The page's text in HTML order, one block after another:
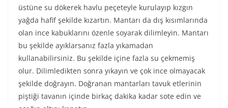
üstüne su dökerek havlu peçeteyle kurulayıp kızgın
yağda hafif şekilde kızartın. Mantarı da dış kısımlarında
olan ince kabuklarını özenle soyarak dilimleyin. Mantarı
bu şekilde ayıklarsanız fazla yıkamadan
kullanabilirsiniz. Bu şekilde içine fazla su çekmemiş
olur. Dilimledikten sonra yıkayın ve çok ince olmayacak
şekilde doğrayın. Doğranan mantarları tavuk etlerinin
piştiği tavanın içinde birkaç dakika kadar sote edin ve